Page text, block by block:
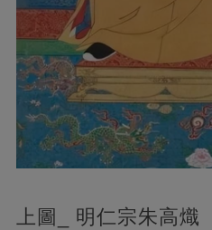
上圖_ 明仁宗朱高